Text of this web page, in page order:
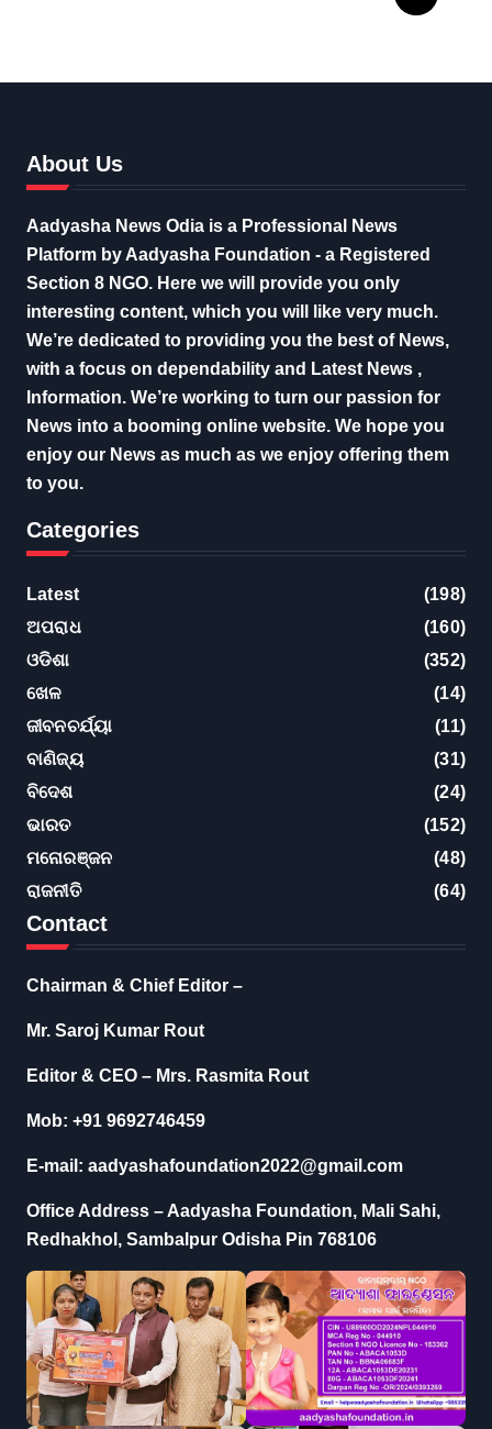
About Us
Aadyasha News Odia is a Professional News
Platform by Aadyasha Foundation - a Registered
Section 8 NGO. Here we will provide you only
interesting content, which you will like very much.
We’re dedicated to providing you the best of News,
with a focus on dependability and Latest News ,
Information. We’re working to turn our passion for
News into a booming online website. We hope you
enjoy our News as much as we enjoy offering them
to you.
Categories
Latest
(198)
ଅପରାଧ
(160)
ଓଡିଶା
(352)
ଖେଳ
(14)
ଜୀବନଚର୍ଯ୍ୟା
(11)
ବାଣିଜ୍ୟ
(31)
ବିଦେଶ
(24)
ଭାରତ
(152)
ମନୋରଞ୍ଜନ
(48)
ରାଜନୀତି
(64)
Contact
Chairman & Chief Editor –
Mr. Saroj Kumar Rout
Editor & CEO – Mrs. Rasmita Rout
Mob: +91 9692746459
E-mail: aadyashafoundation2022@gmail.com
Office Address – Aadyasha Foundation, Mali Sahi,
Redhakhol, Sambalpur Odisha Pin 768106